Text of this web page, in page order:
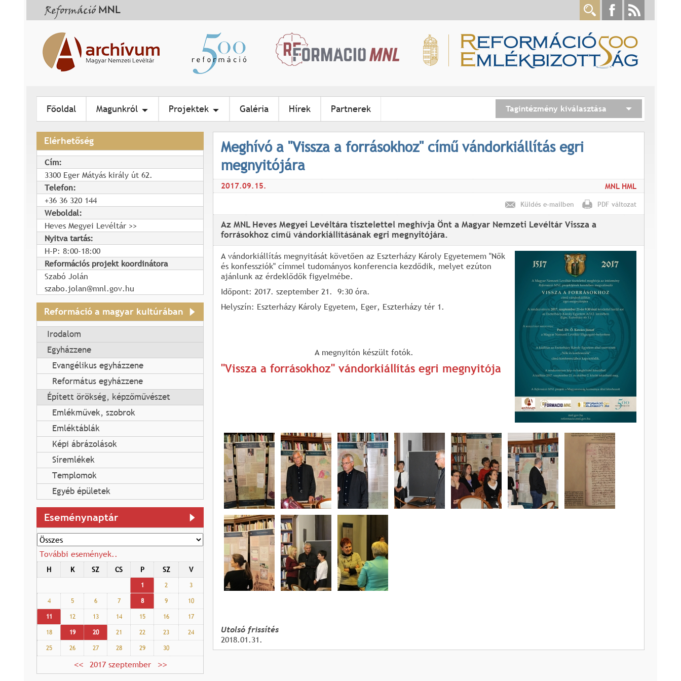
Főoldal Magunkról Projektek Galéria Hírek Partnerek Tagintézmény kiválasztása
Elérhetőség
Cím:
3300 Eger Mátyás király út 62.
Telefon:
+36 36 320 144
Weboldal:
Heves Megyei Levéltár
Nyitva tartás:
H-P: 8:00-18:00
Reformációs projekt koordinátora
Szabó Jolán
szabo.jolan@mnl.gov.hu
Reformáció a magyar kultúrában
Irodalom
Egyházzene
Evangélikus egyházzene
Református egyházzene
Épített örökség, képzőművészet
Emlékművek, szobrok
Emléktáblák
Képi ábrázolások
Síremlékek
Templomok
Egyéb épületek
Eseménynaptár
További események..
H K SZ CS P SZ
V
1
2
3
4
5 6 7 8 9
10
11
12 13 14 15 16
17
18
19 20 21 22 23
24
25
26 27 28 29 30
2017 szeptember
Meghívó a "Vissza a forrásokhoz" című vándorkiállítás egri
megnyitójára
2017.09.15. MNL HML
Küldés e-mailben PDF változat
Az MNL Heves Megyei Levéltára tisztelettel meghívja Önt a Magyar Nemzeti Levéltár Vissza a
forrásokhoz című vándorkiállításának egri megnyitójára.
A vándorkiállítás megnyitását követően az Eszterházy Károly Egyetemem "Nők
és konfessziók" címmel tudományos konferencia kezdődik, melyet ezúton
ajánlunk az érdeklődők figyelmébe.
Időpont: 2017. szeptember 21. 9:30 óra.
Helyszín: Eszterházy Károly Egyetem, Eger, Eszterházy tér 1.
A megnyitón készült fotók.
"Vissza a forrásokhoz" vándorkiállítás egri megnyitója
Utolsó frissítés
2018.01.31.